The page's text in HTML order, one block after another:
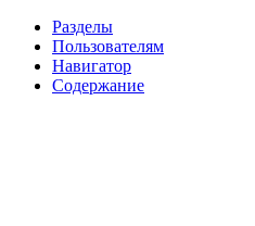
Разделы
Пользователям
Навигатор
Содержание